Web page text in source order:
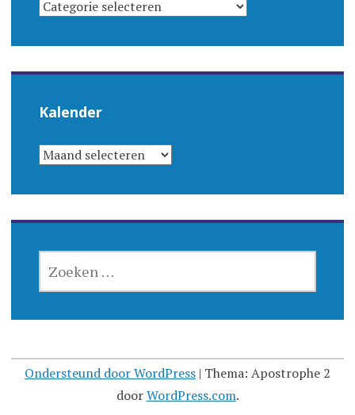
Kalender
KALENDER
NAAR:
Ondersteund door WordPress | Thema: Apostrophe 2
doorWordPress.com.